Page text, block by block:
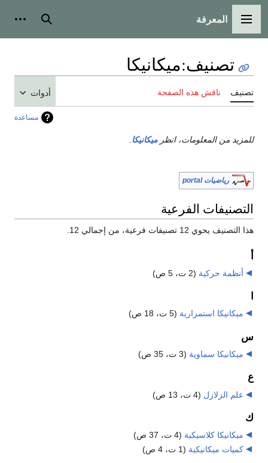
القائمة الرئيسية
المعرفة بحث
تصنيف:ميكانيكا
تصنيف ناقش هذه الصفحة أدوات
مساعدة
للمزيد من المعلومات، انظرميكانيكا
رياضيات portal
التصنيفات الفرعية
هذا التصنيف يحوي 12 تصنيفات فرعية، من إجمالي 12.
أنظمة حركية (2 ت، 5 ص)
ميكانيكا استمرارية (5 ت، 18 ص)
س
ميكانيكا سماوية (3 ت، 35 ص)
ع
علم الزلازل (4 ت، 13 ص)
ك
ميكانيكا كلاسيكية (4 ت، 37 ص)
كميات ميكانيكية (1 ت، 4 ص)